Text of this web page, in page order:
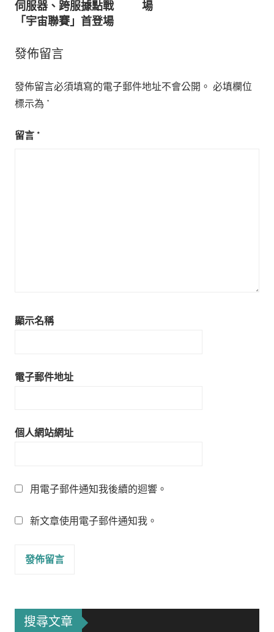
覽
伺服器、跨服據點戰
「宇宙聯賽」首登場
場
發佈留言
發佈留言必須填寫的電子郵件地址不會公開。 必填欄位
標示為 *
留言 *
顯示名稱
電子郵件地址
個人網站網址
用電子郵件通知我後續的迴響。
新文章使用電子郵件通知我。
搜尋文章